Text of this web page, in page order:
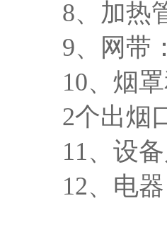
8、加热
9、网带
10、烟
2个出烟
11、设
12、电